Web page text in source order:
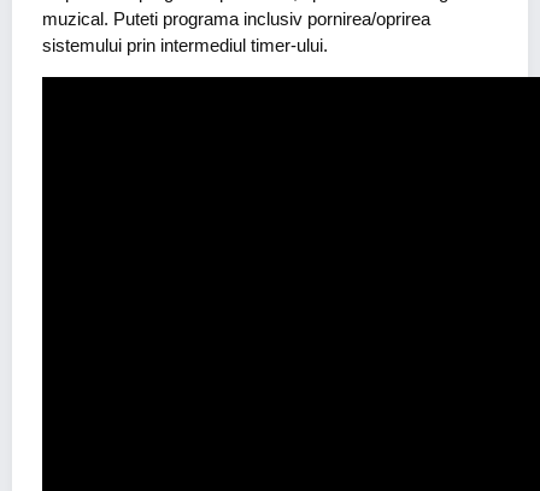
muzical. Puteti programa inclusiv pornirea/oprirea
sistemului prin intermediul timer-ului.